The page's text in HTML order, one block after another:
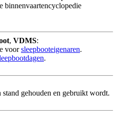
binnenvaartencyclopedie
, VDMS:
voorsleepbooteigenaren.
.
gehouden en gebruikt wordt.